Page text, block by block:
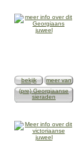
bekijk
meer van
(pre) Georgiaanse
sieraden